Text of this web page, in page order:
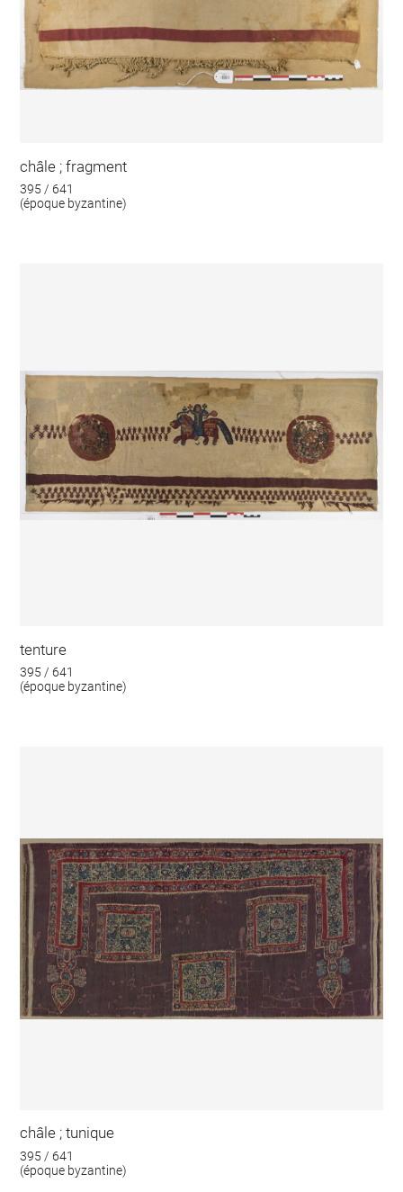
châle ; fragment
395 / 641
(époque byzantine)
tenture
395 / 641
(époque byzantine)
châle ; tunique
395 / 641
(époque byzantine)